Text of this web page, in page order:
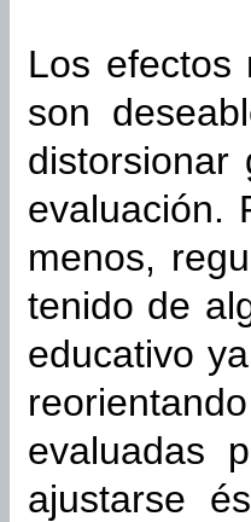
Los efectos
son
distorsionar
evaluación.
menos,
tenido de
educativo
evaluadas
ajustarse